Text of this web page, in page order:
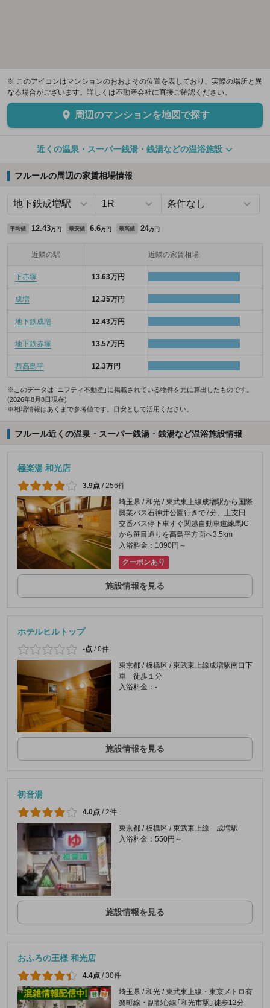
※ このアイコンはマンションのおおよその位置を表しており、実際の場所と異
なる場合がございます。詳しくは不動産会社に直接ご確認ください。
周辺のマンションを地図で探す
近くの温泉・スーパー銭湯・銭湯などの温浴施設
フルールの周辺の家賃相場情報
平均値 12.43万円 最安値 6.6万円 最高値 24万円
近隣の駅 近隣の家賃相場
下赤塚 13.63万円
成増 12.35万円
地下鉄成増 12.43万円
地下鉄赤塚 13.57万円
西高島平 12.3万円
※このデータは「ニフティ不動産」に掲載されている物件を元に算出したものです。
(2026年8月8日現在)
※相場情報はあくまで参考値です。目安として活用ください。
フルール近くの温泉・スーパー銭湯・銭湯など温浴施設情報
極楽湯 和光店
3.9点 /256件
埼玉県 / 和光 / 東武東上線成増駅から国際
興業バス石神井公園行きで7分、土支田
交番バス停下車すぐ関越自動車道練馬IC
から笹目通りを高島平方面へ3.5km
入浴料金：1090円～
クーポンあり
施設情報を見る
ホテルヒルトップ
-点 /0件
東京都 / 板橋区 / 東武東上線成増駅南口下
車 徒歩１分
入浴料金：-
施設情報を見る
初音湯
4.0点 /2件
東京都 / 板橋区 / 東武東上線 成増駅
入浴料金：550円～
施設情報を見る
おふろの王様 和光店
4.4点 /30件
埼玉県 / 和光 / 東武東上線・東京メトロ有
楽町線・副都心線「和光市駅」徒歩12分